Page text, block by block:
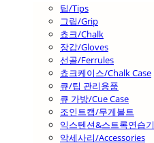
팁/Tips
그립/Grip
쵸크/Chalk
장갑/Gloves
선골/Ferrules
쵸크케이스/Chalk Case
큐/팁 관리용품
큐 가방/Cue Case
조인트캡/무게볼트
익스텐션&스트록연습기
악세사리/Accessories